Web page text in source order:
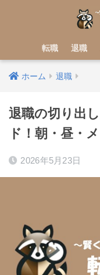
転職 退職
ホーム 退職
退職の切り出
ド！朝・昼・
2026年5月23日